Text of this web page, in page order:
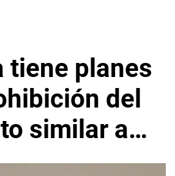
tiene planes
del
similar a
de Texas